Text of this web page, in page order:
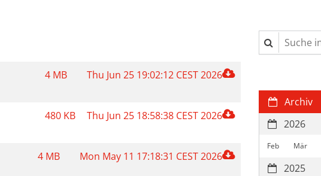
4 MB Thu Jun 25 19:02:12 CEST 2026
480 KB Thu Jun 25 18:58:38 CEST 2026
4 MB Mon May 11 17:18:31 CEST 2026
Suche in Liste
Archiv
2026
Feb Mär
2025